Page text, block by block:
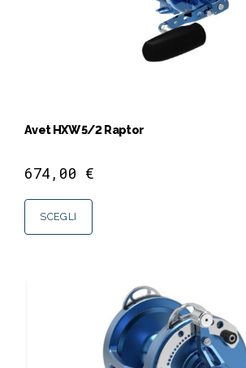
Avet HXW 5/2 Raptor
674,00 €
SCEGLI